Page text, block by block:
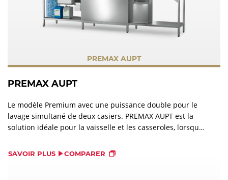
PREMAX AUPT
PREMAX AUPT
Le modèle Premium avec une puissance double pour le
lavage simultané de deux casiers. PREMAX AUPT est la
solution idéale pour la vaisselle et les casseroles, lorsqu’il
SAVOIR PLUS COMPARER